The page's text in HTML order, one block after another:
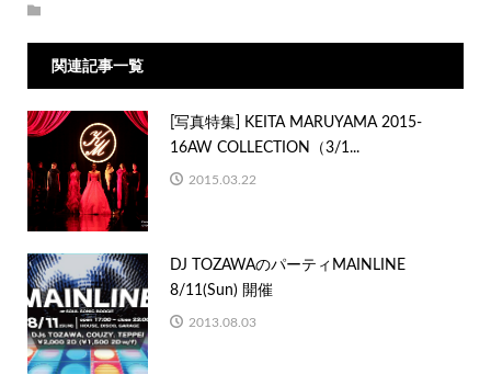
関連記事一覧
[写真特集] KEITA MARUYAMA 2015-
16AW COLLECTION（3/1...
2015.03.22
DJ TOZAWAのパーティMAINLINE
8/11(Sun) 開催
2013.08.03